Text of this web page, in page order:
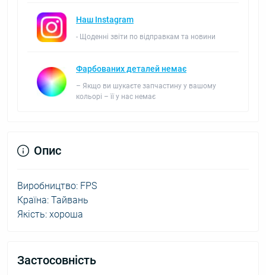
Наш Instagram
- Щоденні звіти по відправкам та новини
Фарбованих деталей немає
– Якщо ви шукаєте запчастину у вашому
кольорі – її у нас немає
Опис
Виробництво: FPS
Країна: Тайвань
Якість: хороша
Застосовність